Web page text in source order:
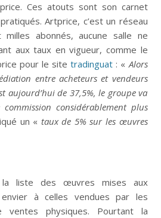
Ces atouts sont son carnet
Artprice, c’est un réseau
milles abonnés, aucune salle ne
aux taux en vigueur, comme le
pour le sitetradinguat : «Alors
entre acheteurs et vendeurs
aujourd’hui de 37,5%, le groupe va
considérablement plus
un « taux de 5% sur les œuvres
la liste des œuvres mises aux
à celles vendues par les
ventes physiques. Pourtant la